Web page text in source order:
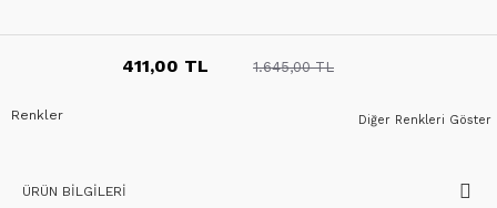
411,00 TL 1.645,00 TL
Diğer Renkleri Göster
Renkler
ÜRÜN BILGILERI